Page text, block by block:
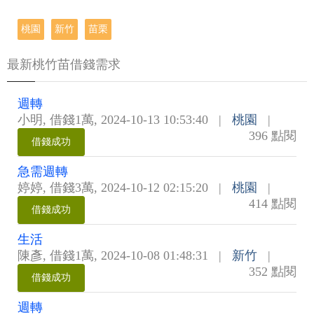
桃園 新竹 苗栗
最新桃竹苗借錢需求
週轉
小明 , 借錢1萬, 2024-10-13 10:53:40 |
桃園
396 點閱
|
借錢成功
急需週轉
婷婷, 借錢3萬, 2024-10-12 02:15:20 |
桃園
414 點閱
|
借錢成功
生活
陳彥, 借錢1萬, 2024-10-08 01:48:31 |
新竹
352 點閱
|
借錢成功
週轉